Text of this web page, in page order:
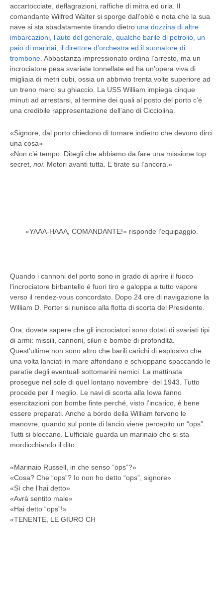
accartocciate, deflagrazioni, raffiche di mitra ed urla. Il
comandante Wilfred Walter si sporge dall’oblò e nota che la sua
nave si sta sbadatamente tirando dietro una dozzina di altre
imbarcazioni, l’auto del generale, qualche barile di petrolio, un
paio di marinai, il direttore d’orchestra ed il suonatore di
trombone . Abbastanza impressionato ordina l’arresto, ma un
incrociatore pesa svariate tonnellate ed ha un’opera viva di
migliaia di metri cubi, ossia un abbrivio trenta volte superiore ad
un treno merci su ghiaccio. La USS William impiega cinque
minuti ad arrestarsi, al termine dei quali al posto del porto c’é
una credibile rappresentazione dell’ano di Cicciolina.
«Signore, dal porto chiedono di tornare indietro che devono dirci
una cosa»
«Non c’é tempo. Ditegli che abbiamo da fare una missione top
secret, noi. Motori avanti tutta. E tirate su l’ancora.»
«YAAA-HAAA, COMANDANTE!» risponde l’equipaggio.
Quando i cannoni del porto sono in grado di aprire il fuoco
l’incrociatore birbantello é fuori tiro e galoppa a tutto vapore
verso il rendez-vous concordato. Dopo 24 ore di navigazione la
William D. Porter si riunisce alla flotta di scorta del Presidente.
Ora, dovete sapere che gli incrociatori sono dotati di svariati tipi
di armi: missili, cannoni, siluri e bombe di profondità.
Quest’ultime non sono altro che barili carichi di esplosivo che
una volta lanciati in mare affondano e schioppano spaccando le
paratìe degli eventuali sottomarini nemici. La mattinata
prosegue nel sole di quel lontano novembre del 1943. Tutto
procede per il meglio. Le navi di scorta alla Iowa fanno
esercitazioni con bombe finte perché, visto l’incarico, è bene
essere preparati. Anche a bordo della William fervono le
manovre, quando sul ponte di lancio viene percepito un “ops”.
Tutti si bloccano. L’ufficiale guarda un marinaio che si sta
mordicchiando il dito.
«Marinaio Russell, in che senso “ops”?»
«Cosa? Che “ops”? Io non ho detto “ops”, signore»
«Sì che l’hai detto»
«Avrà sentito male»
«Hai detto “ops”!»
«TENENTE, LE GIURO CH